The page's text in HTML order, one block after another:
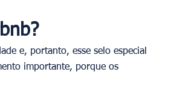
e, portanto, esse selo especial
importante, porque os